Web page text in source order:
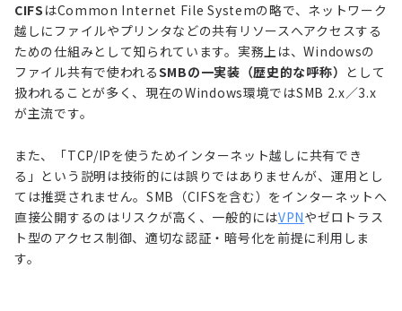
CIFS はCommon Internet File Systemの略で、ネットワーク
越しにファイルやプリンタなどの共有リソースへアクセスする
ための仕組みとして知られています。実務上は、Windowsの
ファイル共有で使われるSMBの一実装（歴史的な呼称） として
扱われることが多く、現在のWindows環境ではSMB 2.x／3.x
が主流です。
また、「TCP/IPを使うためインターネット越しに共有でき
る」という説明は技術的には誤りではありませんが、運用とし
ては推奨されません。SMB（CIFSを含む）をインターネットへ
直接公開するのはリスクが高く、一般的にはVPNやゼロトラス
ト型のアクセス制御、適切な認証・暗号化を前提に利用しま
す。